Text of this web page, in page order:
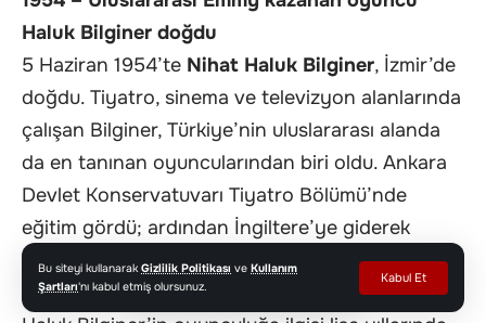
Bu siteyi kullanarakGizlilik Politikası ve Kullanım
Şartları'nı kabul etmiş olursunuz.
Kabul Et
Haluk Bilginer doğdu
5 Haziran 1954’te Nihat Haluk Bilginer, İzmir’de
doğdu. Tiyatro, sinema ve televizyon alanlarında
çalışan Bilginer, Türkiye’nin uluslararası alanda
da en tanınan oyuncularından biri oldu. Ankara
Devlet Konservatuvarı Tiyatro Bölümü’nde
eğitim gördü; ardından İngiltere’ye giderek
Londra Müzik ve Drama Sanatları Akademisi’nde,
yaniLAMDA’da oyunculuk eğitimi aldı.